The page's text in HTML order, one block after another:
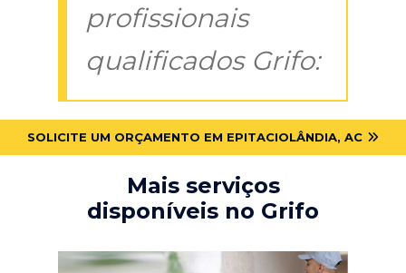
profissionais
qualificados Grifo:
SOLICITE UM ORÇAMENTO EM EPITACIOLÂNDIA, AC
Mais serviços
disponíveis no Grifo